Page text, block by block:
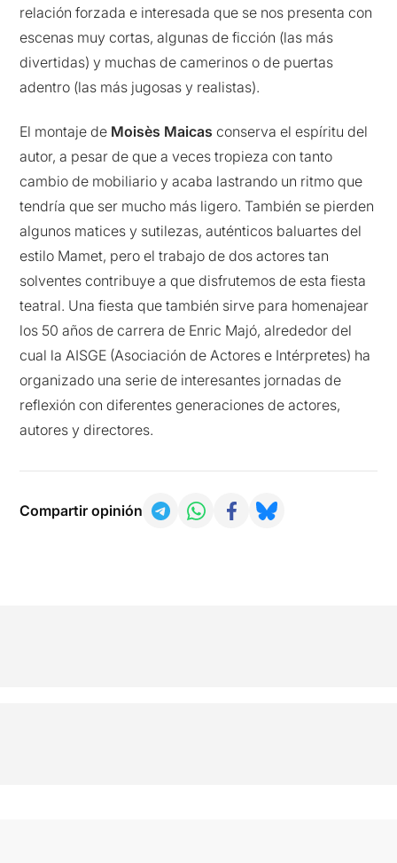
relación forzada e interesada que se nos presenta con
escenas muy cortas, algunas de ficción (las más
divertidas) y muchas de camerinos o de puertas
adentro (las más jugosas y realistas).
El montaje de Moisès Maicas conserva el espíritu del
autor, a pesar de que a veces tropieza con tanto
cambio de mobiliario y acaba lastrando un ritmo que
tendría que ser mucho más ligero. También se pierden
algunos matices y sutilezas, auténticos baluartes del
estilo Mamet, pero el trabajo de dos actores tan
solventes contribuye a que disfrutemos de esta fiesta
teatral. Una fiesta que también sirve para homenajear
los 50 años de carrera de Enric Majó, alrededor del
cual la AISGE (Asociación de Actores e Intérpretes) ha
organizado una serie de interesantes jornadas de
reflexión con diferentes generaciones de actores,
autores y directores.
Compartir opinión